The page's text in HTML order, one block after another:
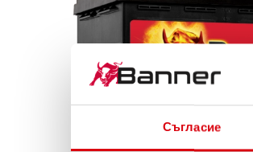
Съгласие